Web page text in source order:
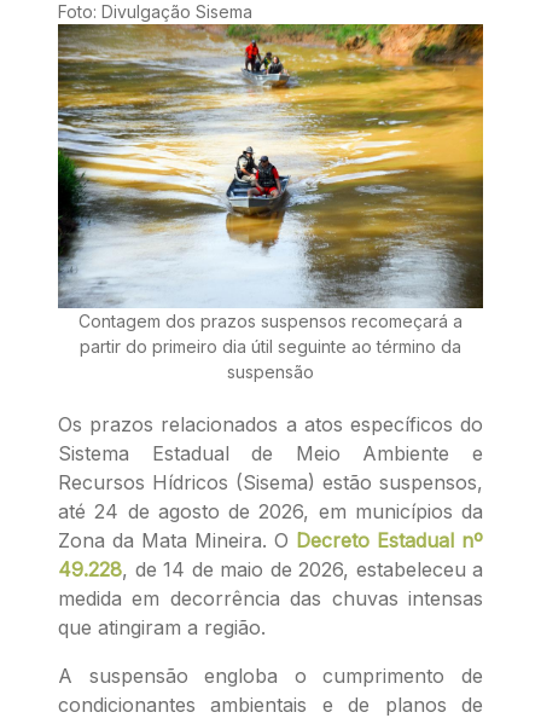
Foto: Divulgação Sisema
Contagem dos prazos suspensos recomeçará a
partir do primeiro dia útil seguinte ao término da
suspensão
Os prazos relacionados a atos específicos do
Sistema Estadual de Meio Ambiente e
Recursos Hídricos (Sisema) estão suspensos,
até 24 de agosto de 2026, em municípios da
Zona da Mata Mineira. O Decreto Estadual nº
49.228, de 14 de maio de 2026, estabeleceu a
medida em decorrência das chuvas intensas
que atingiram a região.
A suspensão engloba o cumprimento de
condicionantes ambientais e de planos de